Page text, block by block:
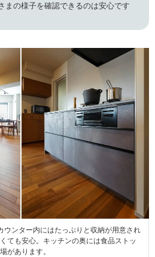
まの様子を確認できるのは安心です
ウンター内にはたっぷりと収納が用意され
ても安心。キッチンの奥には食品ストッ
があります。